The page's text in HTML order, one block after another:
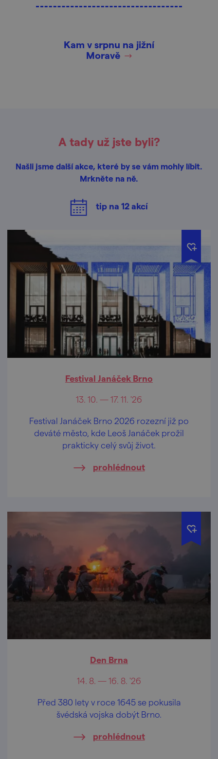
Kam v srpnu na jižní
Moravě
A tady už jste byli?
Našli jsme další akce, které by se vám mohly líbit.
Mrkněte na ně.
tip na 12akcí
Festival Janáček Brno
13. 10. — 17. 11. '26
Festival Janáček Brno 2026 rozezní již po
deváté město, kde Leoš Janáček prožil
prakticky celý svůj život.
prohlédnout
Den Brna
14. 8. — 16. 8. '26
Před 380 lety v roce 1645 se pokusila
švédská vojska dobýt Brno.
prohlédnout